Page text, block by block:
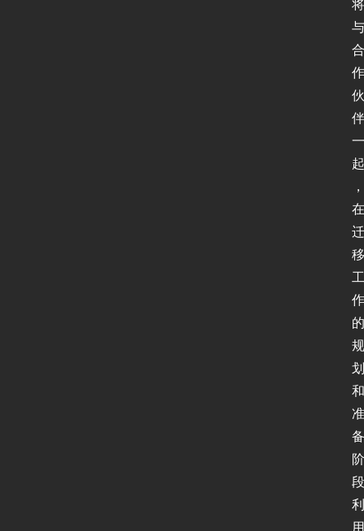
将
与
合
作
伙
伴
一
起
，
在
迁
移
工
作
的
规
划
和
准
备
阶
段
利
用